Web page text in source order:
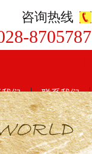
咨询热线
8705787
们 联系我们